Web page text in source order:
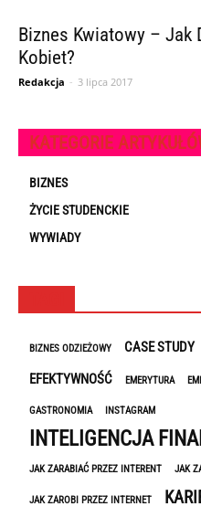
Biznes Kwiatowy – Jak
Kobiet?
Redakcja - 3 lipca 2017
KATEGORIE
BIZNES
ŻYCIE STUDENCKIE
WYWIADY
BIZNES ODZIEŻOWY CASE STUDY
EFEKTYWNOŚĆ EMERYTURA
GASTRONOMIA INSTAGRAM
INTELIGENCJA
JAK ZARABIAĆ PRZEZ INTERENT JAK
JAK ZAROBI PRZEZ INTERNET